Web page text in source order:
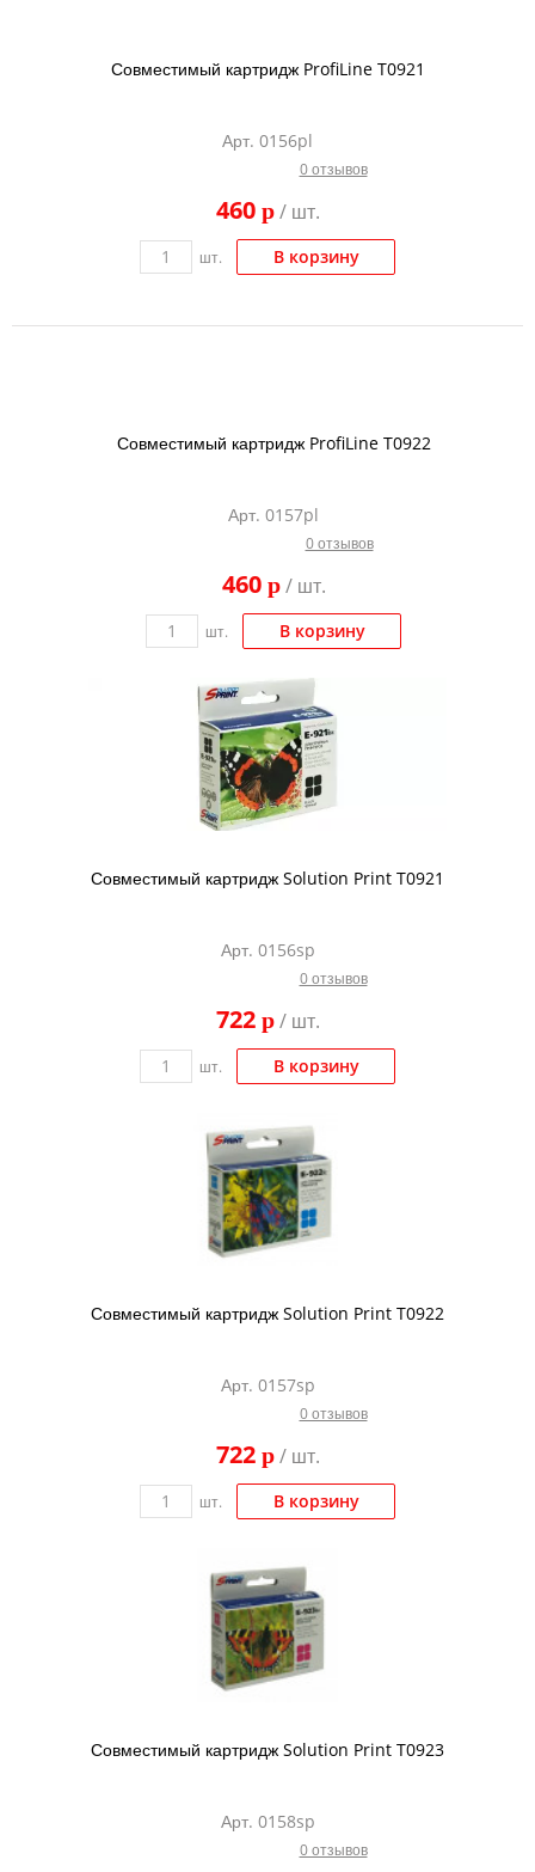
Совместимый картридж ProfiLine T0921
Арт. 0156pl
0 отзывов
460 p/ шт.
шт. В корзину
Совместимый картридж ProfiLine T0922
Арт. 0157pl
0 отзывов
460 p/ шт.
шт. В корзину
Совместимый картридж Solution Print T0921
Арт. 0156sp
0 отзывов
722 p/ шт.
шт. В корзину
Совместимый картридж Solution Print T0922
Арт. 0157sp
0 отзывов
722 p/ шт.
шт. В корзину
Совместимый картридж Solution Print T0923
Арт. 0158sp
0 отзывов